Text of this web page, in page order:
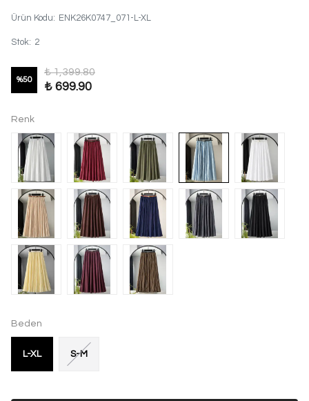
Ürün Kodu: ENK26K0747_071-L-XL
Stok: 2
%50
₺ 1,399.80
₺ 699.90
Renk
Beden
L-XL S-M